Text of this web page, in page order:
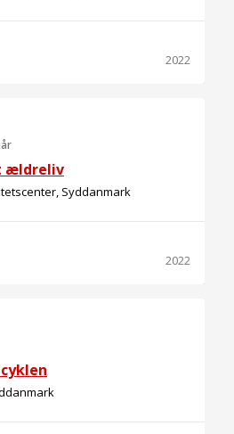
2022
ældreliv
Syddanmark
2022